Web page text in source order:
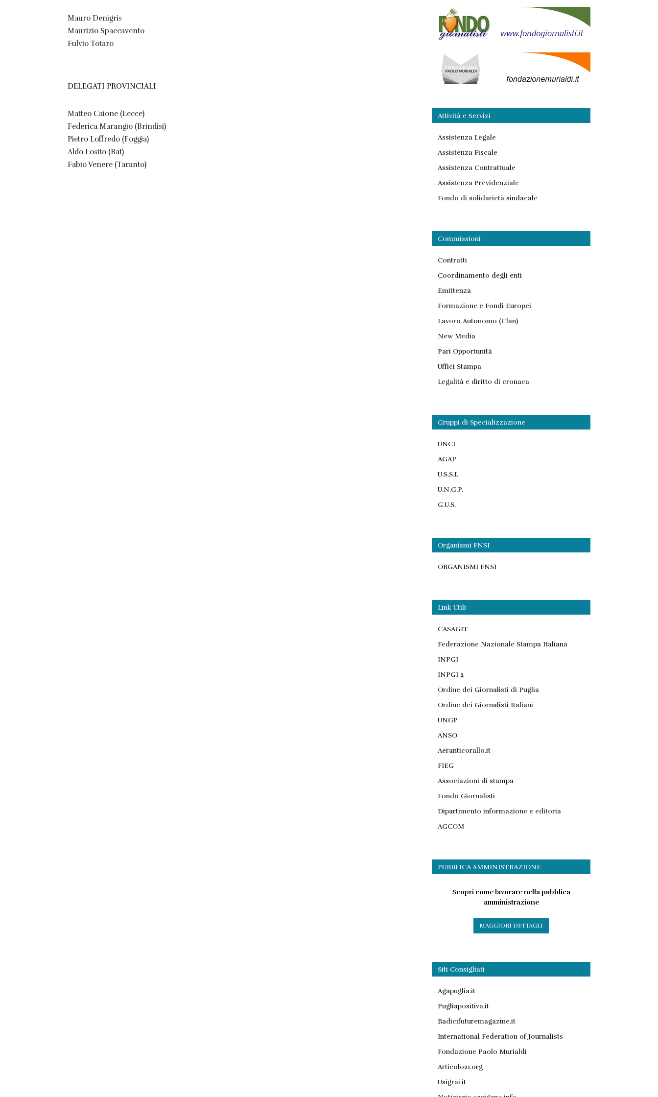
Mauro Denigris
Maurizio Spaccavento
Fulvio Totaro
DELEGATI PROVINCIALI
Matteo Caione (Lecce)
Federica Marangio (Brindisi)
Pietro Loffredo (Foggia)
Aldo Losito (Bat)
Fabio Venere (Taranto)
Attività e Servizi
Assistenza Legale
Assistenza Fiscale
Assistenza Contrattuale
Assistenza Previdenziale
Fondo di solidarietà sindacale
Commissioni
Contratti
Coordinamento degli enti
Emittenza
Formazione e Fondi Europei
Lavoro Autonomo (Clan)
New Media
Pari Opportunità
Uffici Stampa
Legalità e diritto di cronaca
Gruppi di Specializzazione
UNCI
AGAP
U.S.S.I.
U.N.G.P.
G.U.S.
Organismi FNSI
ORGANISMI FNSI
Link Utili
CASAGIT
Federazione Nazionale Stampa Italiana
INPGI
INPGI 2
Ordine dei Giornalisti di Puglia
Ordine dei Giornalisti Italiani
UNGP
ANSO
Aeranticorallo.it
FIEG
Associazioni di stampa
Fondo Giornalisti
Dipartimento informazione e editoria
AGCOM
PUBBLICA AMMINISTRAZIONE
Scopri come lavorare nella pubblica
amministrazione
MAGGIORI DETTAGLI
Siti Consigliati
Agapuglia.it
Pugliapositiva.it
Radicifuturemagazine.it
International Federation of Journalists
Fondazione Paolo Murialdi
Articolo21.org
Usigrai.it